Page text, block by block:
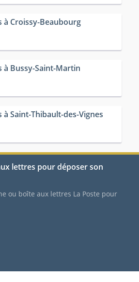
à Croissy-Beaubourg
à Bussy-Saint-Martin
Saint-Thibault-des-Vignes
lettres pour déposer son
ou boîte aux lettres La Poste pour